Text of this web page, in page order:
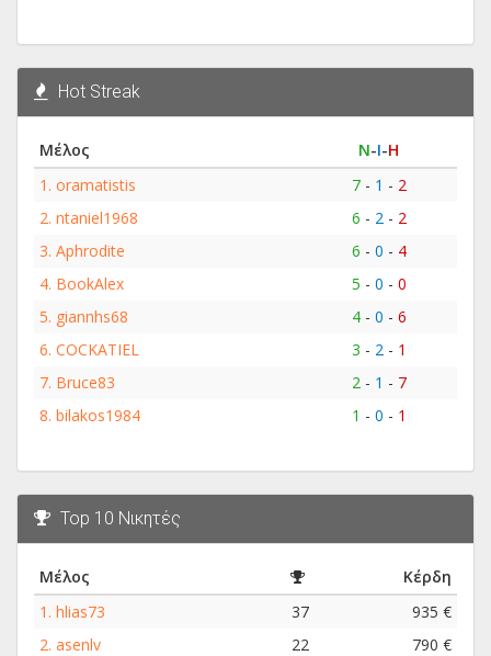
Hot Streak
Μέλος Ν-Ι-Η
1. oramatistis 7- 1 - 2
2. ntaniel1968 6 - 2 - 2
3. Aphrodite 6 - 0 - 4
4. BookAlex 5 - 0 - 0
5. giannhs68 4- 0 - 6
6. COCKATIEL 3 - 2 - 1
7. Bruce83 2 - 1 - 7
8. bilakos1984 1 - 0 - 1
Top 10 Νικητές
Μέλος
Κέρδη
1. hlias73 37
935 €
2. asenlv 22
790 €